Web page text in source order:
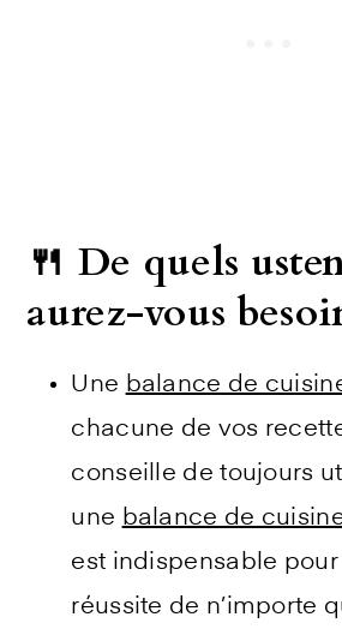
🍴 De quels
aurez-vous
Une balance de
chacune de vos
conseille de toujours
une balance de
est indispensable
réussite de n’importe